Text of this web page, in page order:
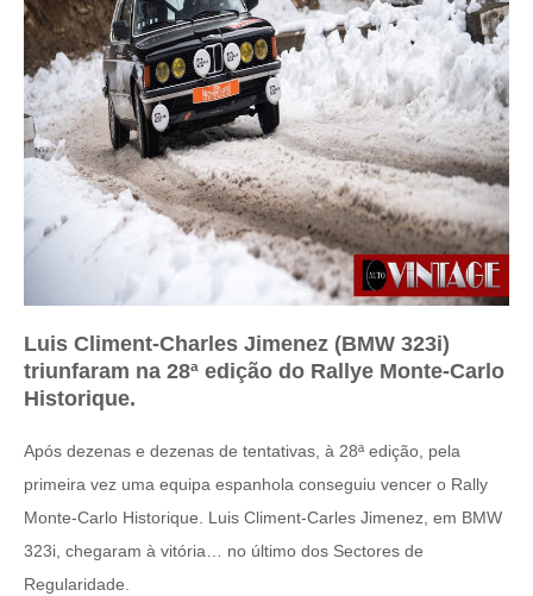
Luis Climent-Charles Jimenez (BMW 323i)
triunfaram na 28ª edição do Rallye Monte-Carlo
Historique.
Após dezenas e dezenas de tentativas, à 28ª edição, pela
primeira vez uma equipa espanhola conseguiu vencer o Rally
Monte-Carlo Historique. Luis Climent-Carles Jimenez, em BMW
323i, chegaram à vitória… no último dos Sectores de
Regularidade.